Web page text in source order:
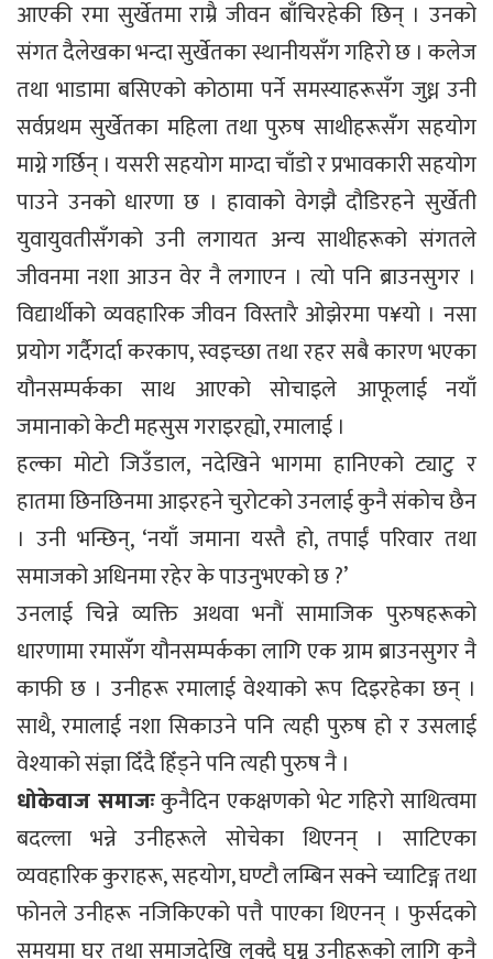
आएकी रमा सुर्खेतमा राम्रै जीवन बाँचिरहेकी छिन् । उनको
संगत दैलेखका भन्दा सुर्खेतका स्थानीयसँग गहिरो छ । कलेज
तथा भाडामा बसिएको कोठामा पर्ने समस्याहरूसँग जुध्न उनी
सर्वप्रथम सुर्खेतका महिला तथा पुरुष साथीहरूसँग सहयोग
माग्ने गर्छिन् । यसरी सहयोग माग्दा चाँडो र प्रभावकारी सहयोग
पाउने उनको धारणा छ । हावाको वेगझै दौडिरहने सुर्खेती
युवायुवतीसँगको उनी लगायत अन्य साथीहरूको संगतले
जीवनमा नशा आउन वेर नै लगाएन । त्यो पनि ब्राउनसुगर ।
विद्यार्थीको व्यवहारिक जीवन विस्तारै ओझेरमा प¥यो । नसा
प्रयोग गर्दैगर्दा करकाप, स्वइच्छा तथा रहर सबै कारण भएका
यौनसम्पर्कका साथ आएको सोचाइले आफूलाई नयाँ
जमानाको केटी महसुस गराइरह्यो, रमालाई ।
हल्का मोटो जिउँडाल, नदेखिने भागमा हानिएको ट्याटु र
हातमा छिनछिनमा आइरहने चुरोटको उनलाई कुनै संकोच छैन
। उनी भन्छिन्, ‘नयाँ जमाना यस्तै हो, तपाईं परिवार तथा
समाजको अधिनमा रहेर के पाउनुभएको छ ?’
उनलाई चिन्ने व्यक्ति अथवा भनौं सामाजिक पुरुषहरूको
धारणामा रमासँग यौनसम्पर्कका लागि एक ग्राम ब्राउनसुगर नै
काफी छ । उनीहरू रमालाई वेश्याको रूप दिइरहेका छन् ।
साथै, रमालाई नशा सिकाउने पनि त्यही पुरुष हो र उसलाई
वेश्याको संज्ञा दिँदै हिँड्ने पनि त्यही पुरुष नै ।
धोकेवाज समाजःकुनैदिन एकक्षणको भेट गहिरो साथित्वमा
बदल्ला भन्ने उनीहरूले सोचेका थिएनन् । साटिएका
व्यवहारिक कुराहरू, सहयोग, घण्टौ लम्बिन सक्ने च्याटिङ्ग तथा
फोनले उनीहरू नजिकिएको पत्तै पाएका थिएनन् । फुर्सदको
समयमा घर तथा समाजदेखि लुक्दै घुम्नु उनीहरूको लागि कुनै